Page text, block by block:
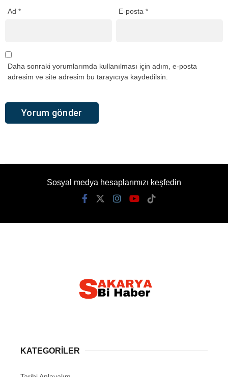
Ad * E-posta*
Daha sonraki yorumlarımda kullanılması için adım, e-posta
adresim ve site adresim bu tarayıcıya kaydedilsin.
Sosyal medya hesaplarımızı keşfedin
KATEGORİLER